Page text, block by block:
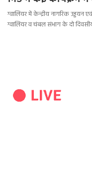
ग्वालियर में केन्द्रीय नागरिक उड्डयन
ग्वालियर व चंबल संभाग के दो